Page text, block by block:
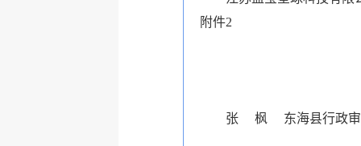
附件2
张 枫 东海县行政审